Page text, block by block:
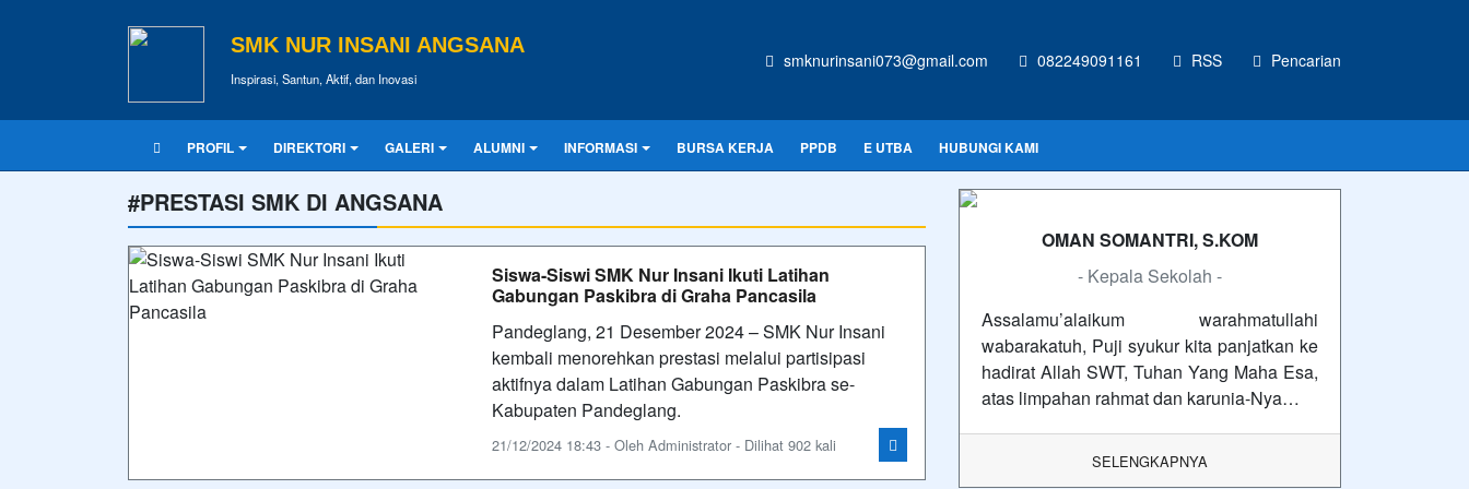
SMK NUR INSANI ANGSANA
Inspirasi, Santun, Aktif, dan Inovasi
smknurinsani073@gmail.com 082249091161 RSS Pencarian
PROFIL DIREKTORI GALERI ALUMNI INFORMASI BURSA KERJA PPDB E UTBA HUBUNGI KAMI
#PRESTASI SMK DI ANGSANA
Siswa-Siswi SMK Nur Insani Ikuti Latihan
Gabungan Paskibra di Graha Pancasila
Pandeglang, 21 Desember 2024 – SMK Nur Insani
kembali menorehkan prestasi melalui partisipasi
aktifnya dalam Latihan Gabungan Paskibra se-
Kabupaten Pandeglang.
21/12/2024 18:43 - Oleh Administrator - Dilihat 902 kali
OMAN SOMANTRI, S.KOM
- Kepala Sekolah -
Assalamu’alaikum warahmatullahi
wabarakatuh, Puji syukur kita panjatkan ke
hadirat Allah SWT, Tuhan Yang Maha Esa,
atas limpahan rahmat dan karunia-Nya…
SELENGKAPNYA